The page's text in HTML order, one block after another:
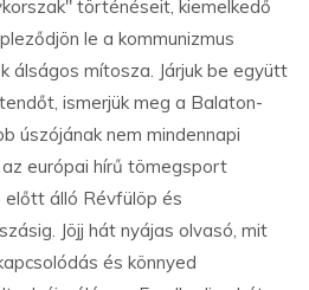
történéseit, kiemelkedő
le a kommunizmus
álságos mítosza. Járjuk be együtt
ismerjük meg a Balaton-
úszójának nem mindennapi
európai hírű tömegsport
előtt álló Révfülöp és
Jöjj hát nyájas olvasó, mit
és könnyed